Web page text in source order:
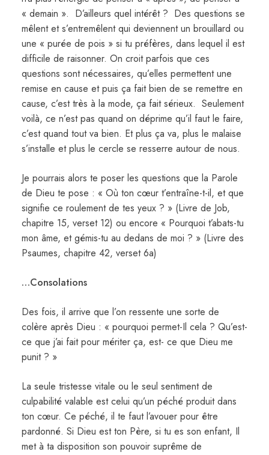
« demain ». D’ailleurs quel intérêt ? Des questions se
mêlent et s’entremêlent qui deviennent un brouillard ou
une « purée de pois » si tu préfères, dans lequel il est
difficile de raisonner. On croit parfois que ces
questions sont nécessaires, qu’elles permettent une
remise en cause et puis ça fait bien de se remettre en
cause, c’est très à la mode, ça fait sérieux. Seulement
voilà, ce n’est pas quand on déprime qu’il faut le faire,
c’est quand tout va bien. Et plus ça va, plus le malaise
s’installe et plus le cercle se resserre autour de nous.
Je pourrais alors te poser les questions que la Parole
de Dieu te pose : « Où ton cœur t’entraîne-t-il, et que
signifie ce roulement de tes yeux ? » (Livre de Job,
chapitre 15, verset 12) ou encore « Pourquoi t’abats-tu
mon âme, et gémis-tu au dedans de moi ? » (Livre des
Psaumes, chapitre 42, verset 6a)
…Consolations
Des fois, il arrive que l’on ressente une sorte de
colère après Dieu : « pourquoi permet-Il cela ? Qu’est-
ce que j’ai fait pour mériter ça, est- ce que Dieu me
punit ? »
La seule tristesse vitale ou le seul sentiment de
culpabilité valable est celui qu’un péché produit dans
ton cœur. Ce péché, il te faut l’avouer pour être
pardonné. Si Dieu est ton Père, si tu es son enfant, Il
met à ta disposition son pouvoir suprême de